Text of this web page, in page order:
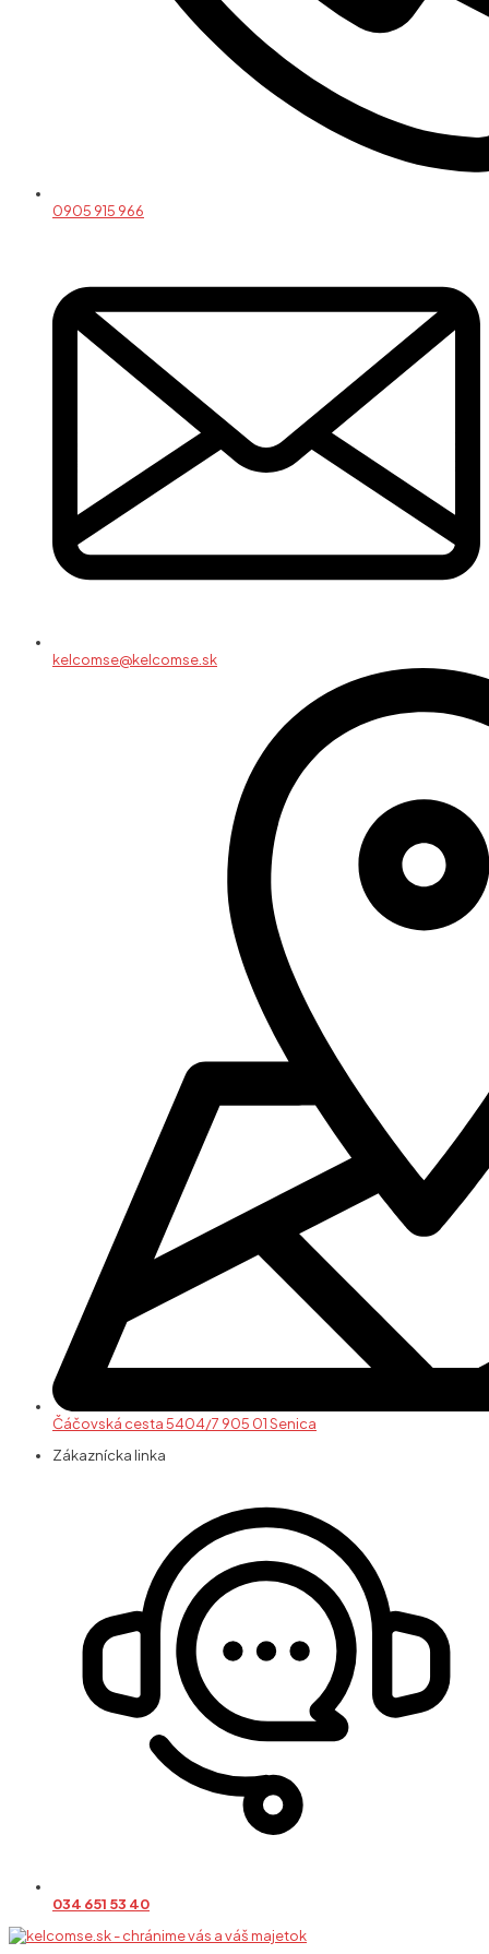
0905 915 966
kelcomse@kelcomse.sk
Čáčovská cesta 5404/7 905 01 Senica
Zákaznícka linka
034 651 53 40